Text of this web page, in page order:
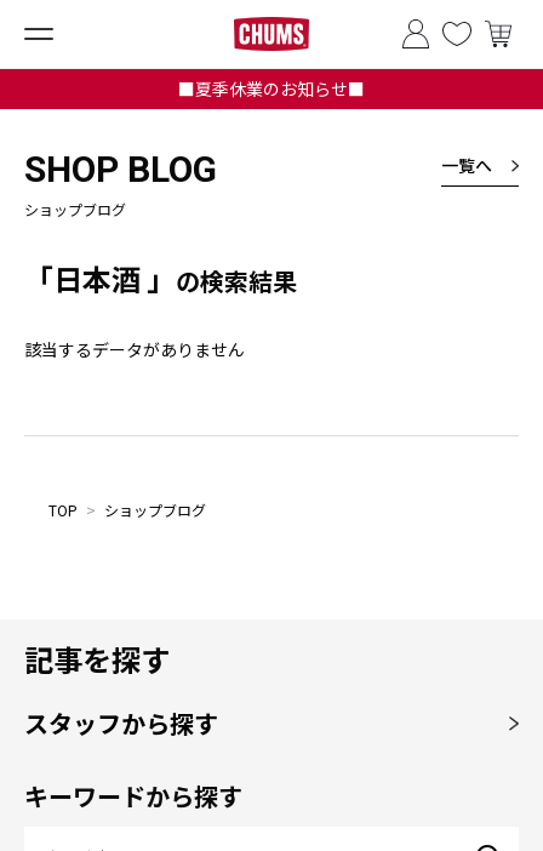
■夏季休業のお知らせ■
SHOP BLOG
ショップブログ
一覧へ
「日本酒 」 の検索結果
該当するデータがありません
TOP > ショップブログ
記事を探す
スタッフから探す
キーワードから探す